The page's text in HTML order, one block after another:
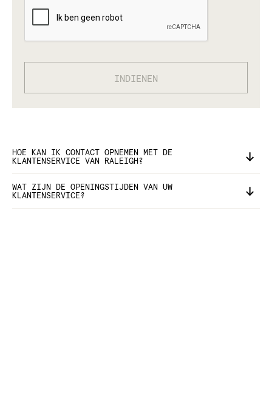
HOE KAN IK CONTACT OPNEMEN MET DE
KLANTENSERVICE VAN RALEIGH?
WAT ZIJN DE OPENINGSTIJDEN VAN UW
KLANTENSERVICE?